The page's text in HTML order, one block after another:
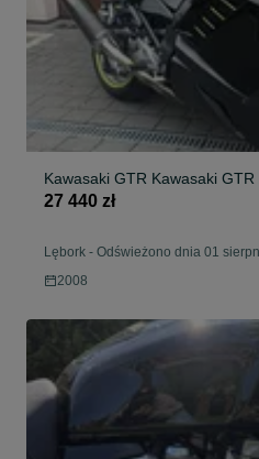
Kawasaki GTR Kawasaki
27 440 zł
Lębork - Odświeżono dnia 01
2008